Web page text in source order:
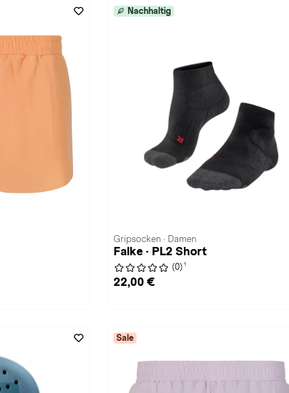
Nachhaltig
Gripsocken · Damen
Falke · PL2 Short
(0) 1
22,00 €
Sale